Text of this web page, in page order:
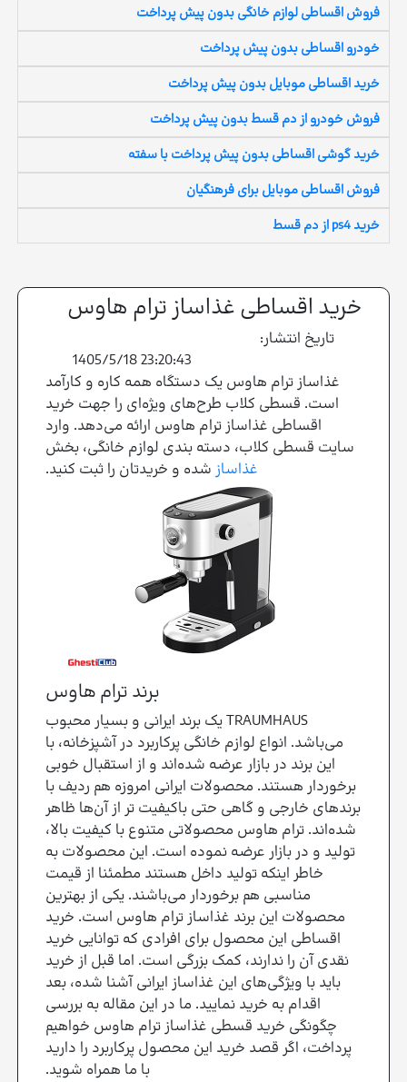
فروش اقساطی لوازم خانگی بدون پیش پرداخت
خودرو اقساطی بدون پیش پرداخت
خرید اقساطی موبایل بدون پیش پرداخت
فروش خودرو از دم قسط بدون پیش پرداخت
خرید گوشی اقساطی بدون پیش پرداخت با سفته
فروش اقساطی موبایل برای فرهنگیان
خرید ps4 از دم قسط
خرید اقساطی غذاساز ترام هاوس
تاریخ انتشار:
1405/5/18 23:20:43
غذاساز ترام هاوس یک دستگاه همه کاره و کارآمد
است. قسطی کلاب طرح‌های ویژه‌ای را جهت خرید
اقساطی غذاساز ترام هاوس ارائه می‌دهد. وارد
سایت قسطی کلاب، دسته بندی لوازم خانگی، بخش
غذاسازشده و خریدتان را ثبت کنید.
برند ترام هاوس
TRAUMHAUS یک برند ایرانی و بسیار محبوب
می‌باشد. انواع لوازم خانگی پرکاربرد در آشپزخانه، با
این برند در بازار عرضه شده‌اند و از استقبال خوبی
برخوردار هستند. محصولات ایرانی امروزه هم ردیف با
برندهای خارجی و گاهی حتی باکیفیت تر از آن‌ها ظاهر
شده‌اند. ترام هاوس محصولاتی متنوع با کیفیت بالا،
تولید و در بازار عرضه نموده است. این محصولات به
خاطر اینکه تولید داخل هستند مطمئنا از قیمت
مناسبی هم برخوردار می‌باشند. یکی از بهترین
محصولات این برند غذاساز ترام هاوس است. خرید
اقساطی این محصول برای افرادی که توانایی خرید
نقدی آن را ندارند، کمک بزرگی است. اما قبل از خرید
باید با ویژگی‌های این غذاساز ایرانی آشنا شده، بعد
اقدام به خرید نمایید. ما در این مقاله به بررسی
چگونگی خرید قسطی غذاساز ترام هاوس خواهیم
پرداخت، اگر قصد خرید این محصول پرکاربرد را دارید
با ما همراه شوید.